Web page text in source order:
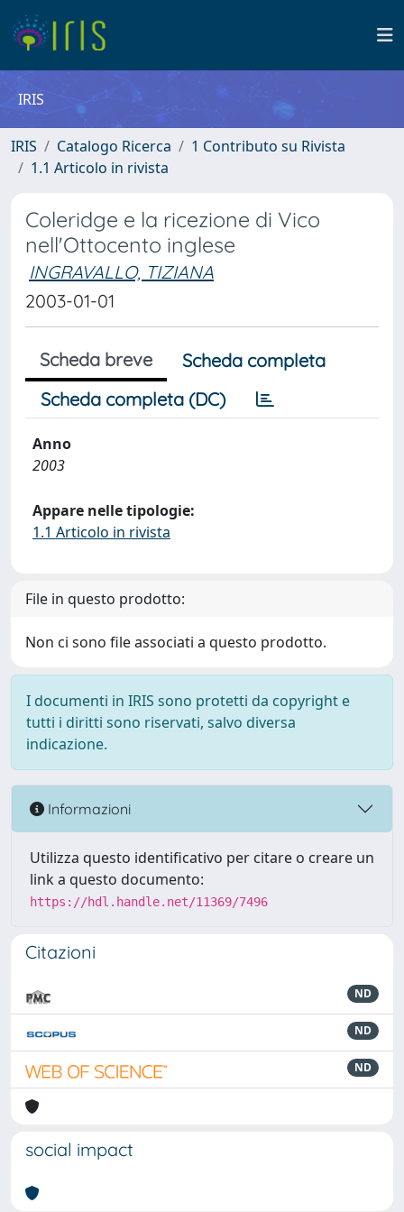
IRIS
IRIS Catalogo Ricerca
1 Contributo su Rivista
1.1 Articolo in rivista
Coleridge e la ricezione di Vico
nell'Ottocento inglese
INGRAVALLO, TIZIANA
2003-01-01
Scheda breve
Scheda completa
Scheda completa (DC)
Anno
2003
Appare nelle tipologie:
1.1 Articolo in rivista
File in questo prodotto:
Non ci sono file associati a questo prodotto.
I documenti in IRIS sono protetti da copyright e
tutti i diritti sono riservati, salvo diversa
indicazione.
Informazioni
Utilizza questo identificativo per citare o creare un
link a questo documento:
https://hdl.handle.net/11369/7496
Citazioni
ND
ND
ND
social impact